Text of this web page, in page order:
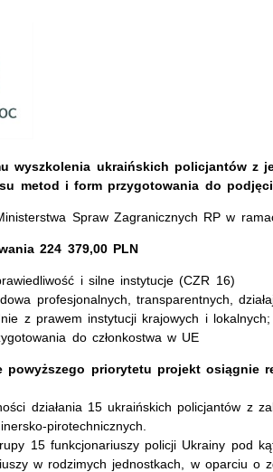
wyszkolenia ukraińskich policjantów z
metod i form przygotowania do
Spraw Zagranicznych RP w
224 379,00 PLN
i silne instytucje (CZR 16)
profesjonalnych, transparentnych,
z prawem instytucji krajowych i
do członkostwa w UE
powyższego priorytetu projekt osiągnie
działania 15 ukraińskich policjantów z
pirotechnicznych.
15 funkcjonariuszy policji Ukrainy pod
w rodzimych jednostkach, w oparciu o